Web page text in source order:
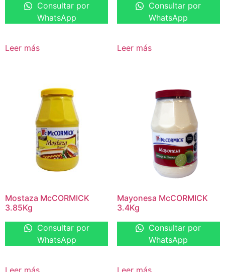
Consultar por
WhatsApp
Leer más
Consultar por
WhatsApp
Leer más
Mostaza McCORMICK
3.85Kg
Consultar por
WhatsApp
Mayonesa McCORMICK
3.4Kg
Consultar por
WhatsApp